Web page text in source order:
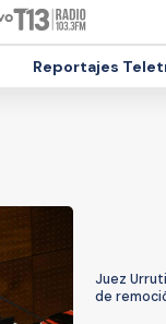
Reportajes
Juez
de